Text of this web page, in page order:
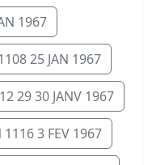
1967
25 JAN 1967
29 30 JANV 1967
1116 3 FEV 1967